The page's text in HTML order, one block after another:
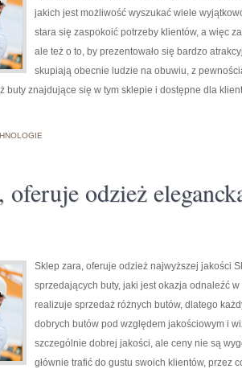
jakich jest możliwość wyszukać wiele
stara się zaspokoić potrzeby klientów, a więc
ale też o to, by prezentowało się bardzo
skupiają obecnie ludzie na obuwiu, z
buty znajdujące się w tym sklepie i dostępne dla
oferuje odzież
Sklep zara, oferuje odzież najwyższej jakości
sprzedających buty, jaki jest okazja odnaleźć
realizuje sprzedaż różnych butów, dlatego
dobrych butów pod względem jakościowym i
szczególnie dobrej jakości, ale ceny nie są
głównie trafić do gustu swoich klientów, przez